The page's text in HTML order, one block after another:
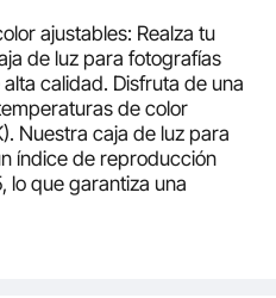
ajustables: Realza tu
de luz para fotografías
calidad. Disfruta de una
de color
Nuestra caja de luz para
índice de reproducción
lo que garantiza una
profesionales.